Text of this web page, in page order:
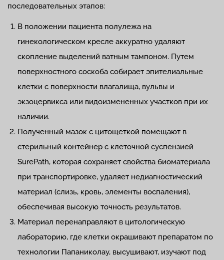
последовательных этапов:
В положении пациента полулежа на
гинекологическом кресле аккуратно удаляют
скопление выделений ватным тампоном. Путем
поверхностного соскоба собирает эпителиальные
клетки с поверхности влагалища, вульвы и
экзоцервикса или видоизмененных участков при их
наличии.
Полученный мазок с цитощеткой помещают в
стерильный контейнер с клеточной суспензией
SurePath, которая сохраняет свойства биоматериала
при транспортировке, удаляет недиагностический
материал (слизь, кровь, элементы воспаления),
обеспечивая высокую точность результатов.
Материал перенаправляют в цитологическую
лабораторию, где клетки окрашивают препаратом по
технологии Папаниколау, высушивают, изучают под